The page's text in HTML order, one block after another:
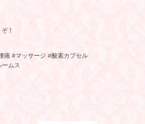
！
痛 #マッサージ #酸素カプセル
ムス